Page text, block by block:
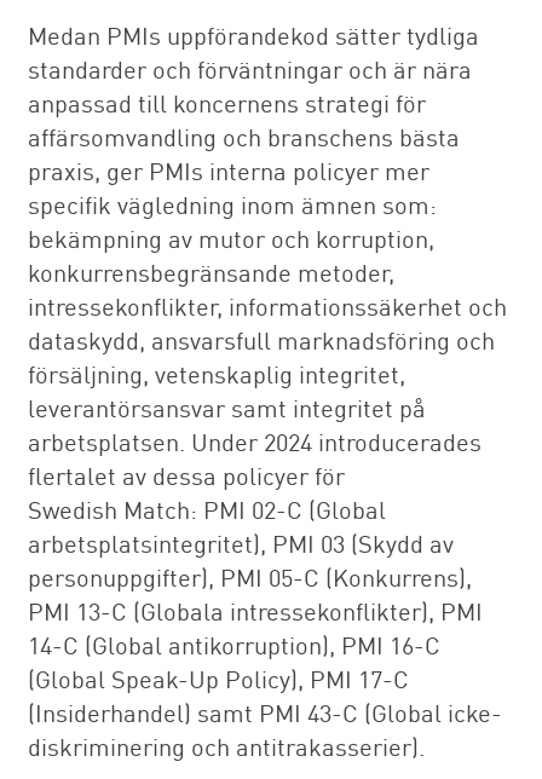
Medan PMIs uppförandekod sätter tydliga
standarder och förväntningar och är nära
anpassad till koncernens strategi för
affärsomvandling och branschens bästa
praxis, ger PMIs interna policyer mer
specifik vägledning inom ämnen som:
bekämpning av mutor och korruption,
konkurrensbegränsande metoder,
intressekonflikter, informationssäkerhet och
dataskydd, ansvarsfull marknadsföring och
försäljning, vetenskaplig integritet,
leverantörsansvar samt integritet på
arbetsplatsen. Under 2024 introducerades
flertalet av dessa policyer för
Swedish Match: PMI 02-C (Global
arbetsplatsintegritet), PMI 03 (Skydd av
personuppgifter), PMI 05-C (Konkurrens),
PMI 13-C (Globala intressekonflikter), PMI
14-C (Global antikorruption), PMI 16-C
(Global Speak-Up Policy), PMI 17-C
(Insiderhandel) samt PMI 43-C (Global icke-
diskriminering och antitrakasserier).